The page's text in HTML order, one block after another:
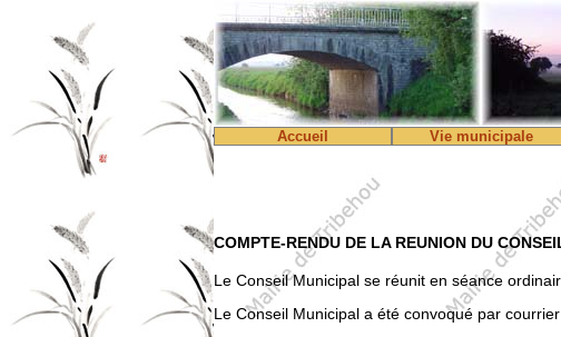
Accueil Vie municipale
COMPTE-RENDU DE LA REUNION DU
Le Conseil Municipal se réunit en séance
Le Conseil Municipal a été convoqué par